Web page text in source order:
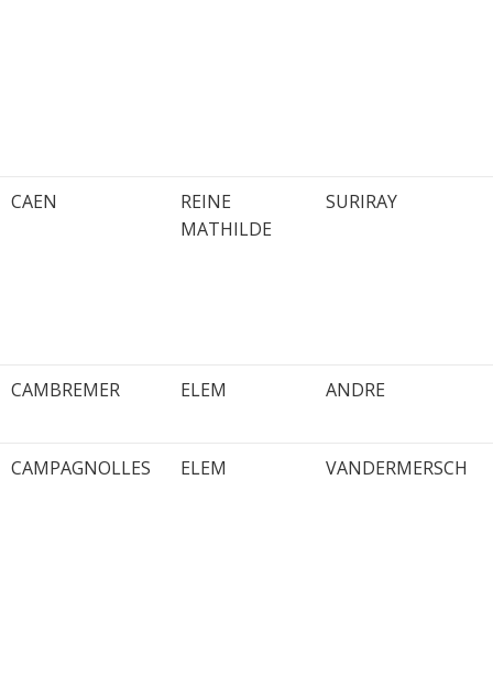
CAEN
REINE
MATHILDE
SURIRAY
CAMBREMER ELEM ANDRE
CAMPAGNOLLES ELEM VANDERMERSCH